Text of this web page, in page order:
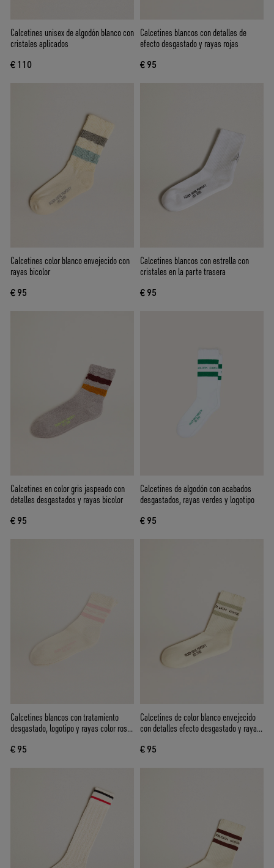
Calcetines unisex de algodón blanco con
cristales aplicados
€ 110
Calcetines blancos con detalles de
efecto desgastado y rayas rojas
€ 95
Calcetines color blanco envejecido con
rayas bicolor
€ 95
Calcetines blancos con estrella con
cristales en la parte trasera
€ 95
Calcetines en color gris jaspeado con
detalles desgastados y rayas bicolor
€ 95
Calcetines de algodón con acabados
desgastados, rayas verdes y logotipo
€ 95
Calcetines blancos con tratamiento
desgastado, logotipo y rayas color rosa
€ 95
Calcetines de color blanco envejecido
con detalles efecto desgastado y rayas
€ 95